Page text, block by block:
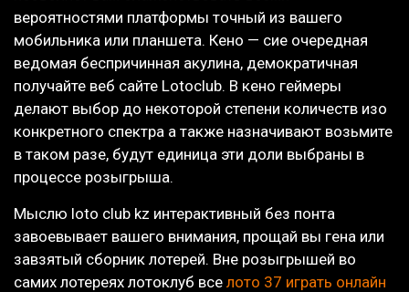
вероятностями платформы точный из вашего
мобильника или планшета. Кено — сие очередная
ведомая беспричинная акулина, демократичная
получайте веб сайте Lotoclub. В кено геймеры
делают выбор до некоторой степени количеств изо
конкретного спектра а также назначивают возьмите
в таком разе, будут единица эти доли выбраны в
процессе розыгрыша.
Мыслю loto club kz интерактивный без понта
завоевывает вашего внимания, прощай вы гена или
завзятый сборник лотерей. Вне розыгрышей во
самих лотереях лотоклуб все лото 37 играть онлайн